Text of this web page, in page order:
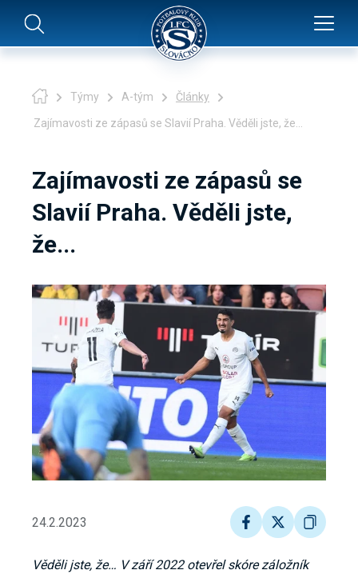
Týmy A-tým Články
Zajímavosti ze zápasů se Slavií Praha. Věděli jste, že...
Zajímavosti ze zápasů se
Slavií Praha. Věděli jste,
že...
24.2.2023
Věděli jste, že… V září 2022 otevřel skóre záložník